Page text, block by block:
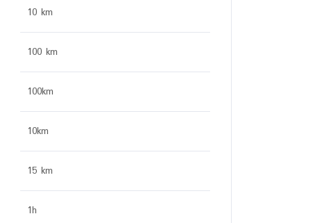
10 km
100 km
100km
10km
15 km
1h